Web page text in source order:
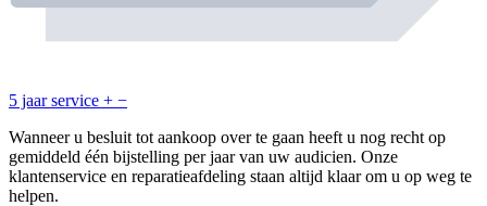
5 jaar service + −
Wanneer u besluit tot aankoop over te gaan heeft u nog recht op
gemiddeld één bijstelling per jaar van uw audicien. Onze
klantenservice en reparatieafdeling staan altijd klaar om u op weg te
helpen.